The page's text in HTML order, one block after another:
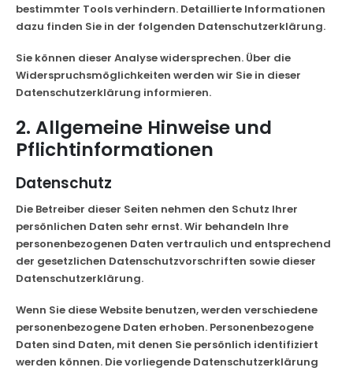
bestimmter Tools verhindern. Detaillierte Informationen
dazu finden Sie in der folgenden Datenschutzerklärung.
Sie können dieser Analyse widersprechen. Über die
Widerspruchsmöglichkeiten werden wir Sie in dieser
Datenschutzerklärung informieren.
2. Allgemeine Hinweise und
Pflichtinformationen
Datenschutz
Die Betreiber dieser Seiten nehmen den Schutz Ihrer
persönlichen Daten sehr ernst. Wir behandeln Ihre
personenbezogenen Daten vertraulich und entsprechend
der gesetzlichen Datenschutzvorschriften sowie dieser
Datenschutzerklärung.
Wenn Sie diese Website benutzen, werden verschiedene
personenbezogene Daten erhoben. Personenbezogene
Daten sind Daten, mit denen Sie persönlich identifiziert
werden können. Die vorliegende Datenschutzerklärung